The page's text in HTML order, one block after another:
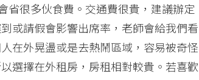
省很多伙食費。交通費很貴，建議辦定
或請假會影響出席率，老師會給我們看
在外晃盪或是去熱鬧區域，容易被奇怪
選擇在外租房，房租相對較貴。若喜歡